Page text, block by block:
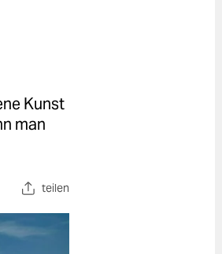
Kunst
man
teilen